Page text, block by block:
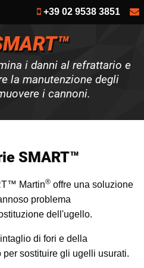
+39 02 9538 3851
i danni al refrattario e
la manutenzione degli
i cannoni.
SMART™
Martin® offre una soluzione
problema
dell'ugello.
di fori e della
sostituire gli ugelli usurati.